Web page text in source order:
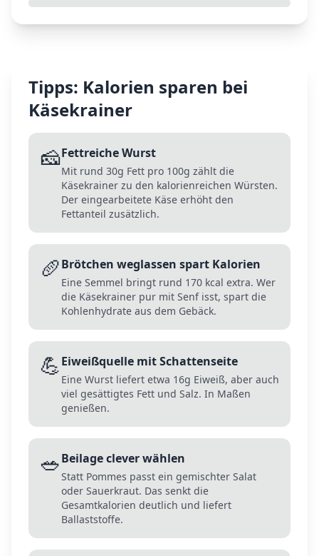
Tipps: Kalorien sparen bei
Käsekrainer
🧀Fettreiche Wurst
Mit rund 30g Fett pro 100g zählt die
Käsekrainer zu den kalorienreichen Würsten.
Der eingearbeitete Käse erhöht den
Fettanteil zusätzlich.
🥖Brötchen weglassen spart Kalorien
Eine Semmel bringt rund 170 kcal extra. Wer
die Käsekrainer pur mit Senf isst, spart die
Kohlenhydrate aus dem Gebäck.
💪Eiweißquelle mit Schattenseite
Eine Wurst liefert etwa 16g Eiweiß, aber auch
viel gesättigtes Fett und Salz. In Maßen
genießen.
🥗Beilage clever wählen
Statt Pommes passt ein gemischter Salat
oder Sauerkraut. Das senkt die
Gesamtkalorien deutlich und liefert
Ballaststoffe.